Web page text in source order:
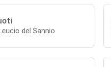
del Sannio